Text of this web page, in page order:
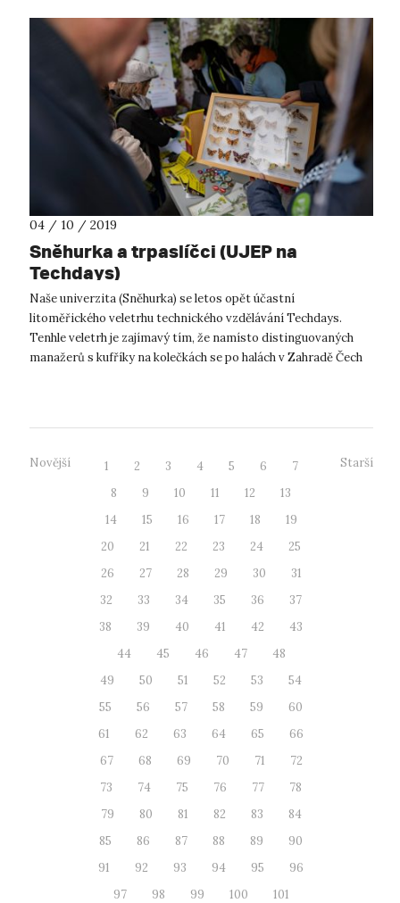
04 / 10 / 2019
Sněhurka a trpaslíčci (UJEP na
Techdays)
Naše univerzita (Sněhurka) se letos opět účastní
litoměřického veletrhu technického vzdělávání Techdays.
Tenhle veletrh je zajímavý tím, že namísto distinguovaných
manažerů s kufříky na kolečkách se po halách v Zahradě Čech
Novější 1 2 3 4 5 6
7
8
9 10 11 12
13
14
15 16 17 18
19
20
21 22 23 24
25
26
27 28 29 30
31
32
33 34 35 36
37
38
39 40 41 42
43
44
45 46 47
48
49
50 51 52 53
54
55
56 57 58 59
60
61
62 63 64 65
66
67
68 69 70 71
72
73
74 75 76 77
78
79
80 81 82 83
84
85
86 87 88 89
90
91
92 93 94 95
96
97
98 99 100
101
Starší